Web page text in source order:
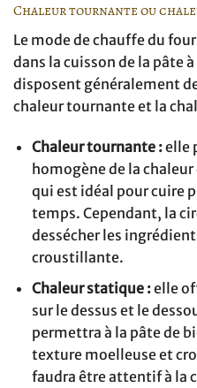
Chaleur tournante ou
Le mode de chauffe du
dans la cuisson de la pâte
disposent généralement
chaleur tournante et la
Chaleur tournante :elle
homogène de la
qui est idéal pour cuire
temps. Cependant, la
dessécher les
croustillante.
Chaleur statique :elle
sur le dessus et le
permettra à la pâte de
texture moelleuse et
faudra être attentif à la